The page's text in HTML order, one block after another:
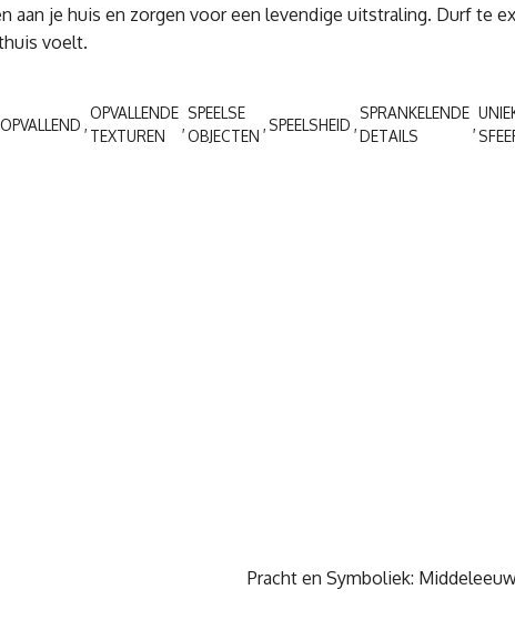
je huis en zorgen voor een levendige uitstraling. Durf te
voelt.
OPVALLEND
OPVALLENDE
TEXTUREN
SPEELSE
OBJECTEN
SPEELSHEID
SPRANKELENDE
DETAILS
Pracht en Symboliek: